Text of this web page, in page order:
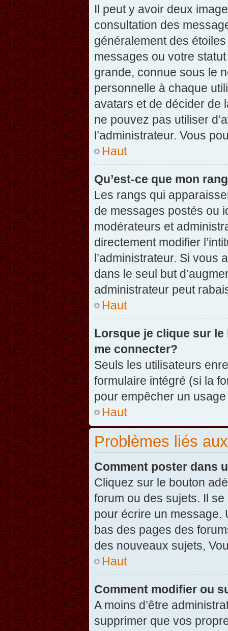
Il peut y avoir deux
consultation des
généralement des
messages ou votre
grande, connue sous le
personnelle à chaque
avatars et de décider de
ne pouvez pas utiliser
l’administrateur. Vous
Haut
Qu’est-ce que mon
Les rangs qui
de messages postés ou
modérateurs et
directement modifier
l’administrateur. Si vous
dans le seul but
administrateur peut
Haut
Lorsque je clique sur
me connecter?
Seuls les utilisateurs
formulaire intégré (si la
pour empêcher un
Haut
Problèmes liés
Comment poster dans
Cliquez sur le bouton
forum ou des sujets. Il
pour écrire un message.
bas des pages des
des nouveaux sujets,
Haut
Comment modifier ou
A moins d’être
supprimer que vos